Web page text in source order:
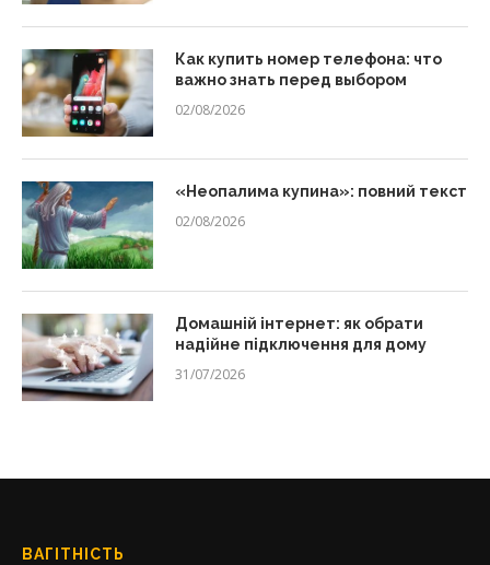
Как купить номер телефона: что
важно знать перед выбором
02/08/2026
«Неопалима купина»: повний текст
02/08/2026
Домашній інтернет: як обрати
надійне підключення для дому
31/07/2026
ВАГІТНІСТЬ